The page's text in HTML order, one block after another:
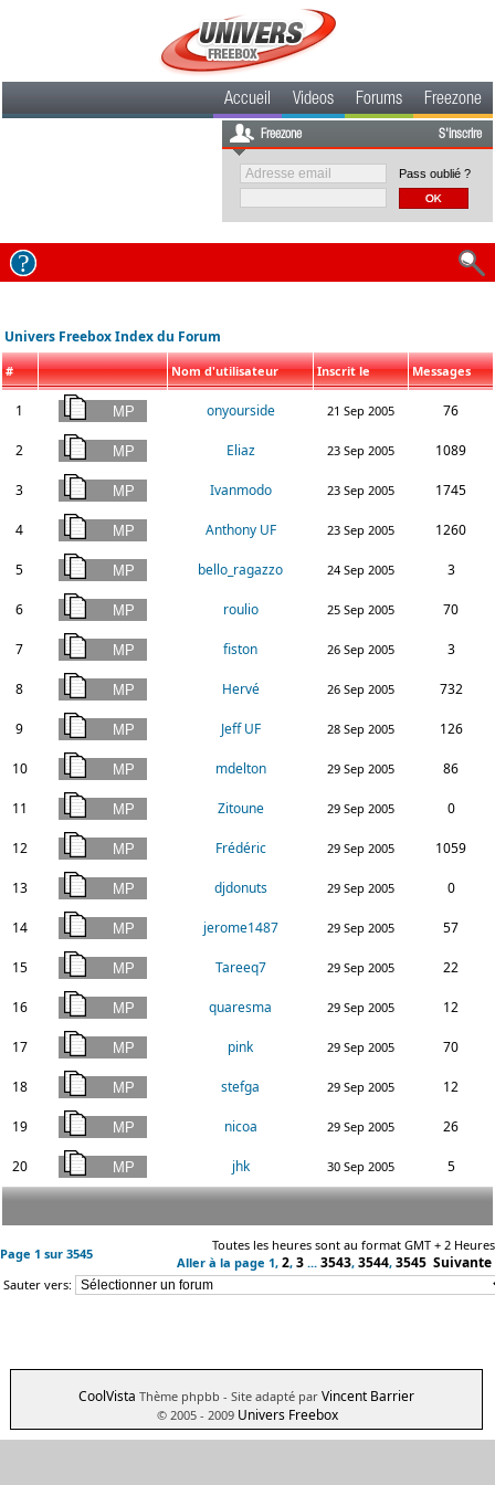
Accueil Videos Forums Freezone
Freezone S'inscrire
Pass oublié ?
Univers Freebox Index du Forum
# Nom d'utilisateur Inscrit le Messages
1 onyourside 21 Sep 2005 76
2 Eliaz 23 Sep 2005 1089
3 Ivanmodo 23 Sep 2005 1745
4 Anthony UF 23 Sep 2005 1260
5 bello_ragazzo 24 Sep 2005 3
6 roulio 25 Sep 2005 70
7 fiston 26 Sep 2005 3
8 Hervé 26 Sep 2005 732
9 Jeff UF 28 Sep 2005 126
10 mdelton 29 Sep 2005 86
11 Zitoune 29 Sep 2005 0
12 Frédéric 29 Sep 2005 1059
13 djdonuts 29 Sep 2005 0
14 jerome1487 29 Sep 2005 57
15 Tareeq7 29 Sep 2005 22
16 quaresma 29 Sep 2005 12
17 pink 29 Sep 2005 70
18 stefga 29 Sep 2005 12
19 nicoa 29 Sep 2005 26
20 jhk 30 Sep 2005 5
Page 1 sur 3545
Toutes les heures sont au format GMT + 2 Heures
Aller à la page 1, 2, 3 ... 3543, 3544, 3545 Suivante
Sauter vers:
CoolVista Thème phpbb - Site adapté par Vincent Barrier
© 2005 - 2009 Univers Freebox